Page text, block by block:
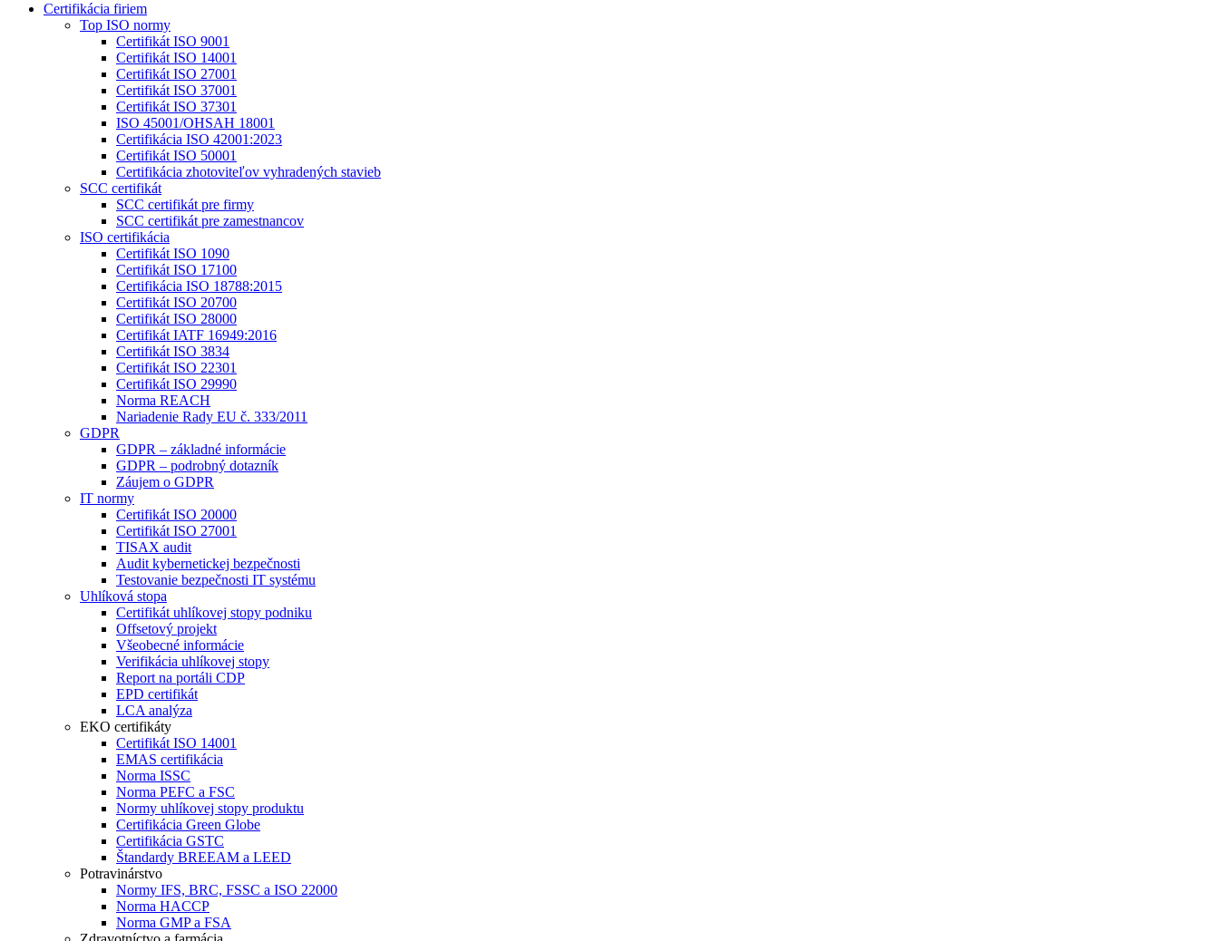
Certifikácia firiem
Top ISO normy
Certifikát ISO 9001
Certifikát ISO 14001
Certifikát ISO 27001
Certifikát ISO 37001
Certifikát ISO 37301
ISO 45001/OHSAH 18001
Certifikácia ISO 42001:2023
Certifikát ISO 50001
Certifikácia zhotoviteľov vyhradených stavieb
SCC certifikát
SCC certifikát pre firmy
SCC certifikát pre zamestnancov
ISO certifikácia
Certifikát ISO 1090
Certifikát ISO 17100
Certifikácia ISO 18788:2015
Certifikát ISO 20700
Certifikát ISO 28000
Certifikát IATF 16949:2016
Certifikát ISO 3834
Certifikát ISO 22301
Certifikát ISO 29990
Norma REACH
Nariadenie Rady EU č. 333/2011
GDPR
GDPR – základné informácie
GDPR – podrobný dotazník
Záujem o GDPR
IT normy
Certifikát ISO 20000
Certifikát ISO 27001
TISAX audit
Audit kybernetickej bezpečnosti
Testovanie bezpečnosti IT systému
Uhlíková stopa
Certifikát uhlíkovej stopy podniku
Offsetový projekt
Všeobecné informácie
Verifikácia uhlíkovej stopy
Report na portáli CDP
EPD certifikát
LCA analýza
EKO certifikáty
Certifikát ISO 14001
EMAS certifikácia
Norma ISSC
Norma PEFC a FSC
Normy uhlíkovej stopy produktu
Certifikácia Green Globe
Certifikácia GSTC
Štandardy BREEAM a LEED
Potravinárstvo
Normy IFS, BRC, FSSC a ISO 22000
Norma HACCP
Norma GMP a FSA